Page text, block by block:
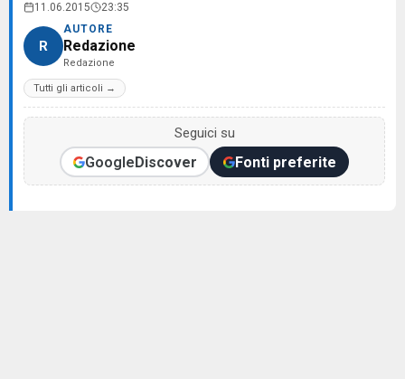
11.06.2015 23:35
R
AUTORE
Redazione
Redazione
Tutti gli articoli →
Seguici su
GoogleDiscover Fonti preferite